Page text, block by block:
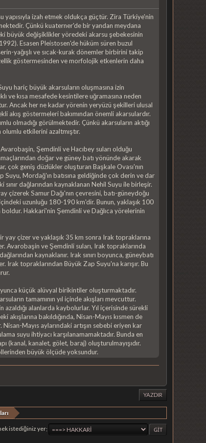
izah etmek oldukça güçtür. Zira Türkiye'nin
Çünkü kuaterner'de bir yandan meydana
büyük değişiklikler yöredeki akarsu şebekesinin
Esasen Pleistosen'de hüküm süren buzul
yağışlı ve sıcak-kurak dönemler birbirini takip
göstermesinden ve morfolojik etkenlerin daha
hariç büyük akarsuların oluşmasına izin
ve kısa mesafede kesintilere uğramasına neden
Ancak her ne kadar yörenin yeryüzü şekilleri ulusal
akış göstermeleri bakımından önemli akarsulardır.
olmadığı görülmektedir. Çünkü akarsuların aktığı
olumlu etkilerini azaltmıştır.
Şemdinli ve Hacıbey suları olduğu
doğar ve güney batı yönünde akarak
çok geniş düzlükler oluşturan Başkale Ovası'nın
Suyu, Mordağ'ın batısına geldiğinde çok derin ve dar
dağlarından kaynaklanan Nehil Suyu ile birleşir.
çizerek Samur Dağı'nın çevresini, batı-güneydoğu
uzunluğu 180-190 km'dir. Bunun, yaklaşık 100
Hakkari'nin Şemdinli ve Dağlıca yörelerinin
yay çizer ve yaklaşık 35 km sonra Irak topraklarına
Avarobaşin ve Şemdinli suları, Irak topraklarında
kaynaklanır. Irak sınırı boyunca, güneybatı
Irak topraklarından Büyük Zap Suyu'na karışır. Bu
küçük alüvyal birikintiler oluşturmaktadır.
tamamının yıl içinde akışları mevcuttur.
alanlarda kaybolurlar. Yıl içerisinde sürekli
akışlarına bakıldığında, Nisan-Mayıs kısmen de
Nisan-Mayıs aylarındaki artışın sebebi eriyen kar
suyu ihtiyacı karşılanamamaktadır. Bunda en
(kanal, kanalet, gölet, baraj) oluşturulmayışıdır.
büyük ölçüde yoksundur.
YAZDIR
istediğiniz yer